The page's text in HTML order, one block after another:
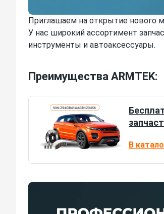
Приглашаем на открытие нового
У нас широкий ассортимент
инструменты и автоаксессуары.
Преимущества ARMTEK:
В